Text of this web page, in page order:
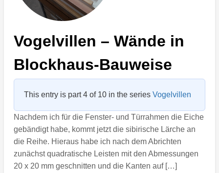
Vogelvillen – Wände in
Blockhaus-Bauweise
This entry is part 4 of 10 in the series Vogelvillen
Nachdem ich für die Fenster- und Türrahmen die Eiche
gebändigt habe, kommt jetzt die sibirische Lärche an
die Reihe. Hieraus habe ich nach dem Abrichten
zunächst quadratische Leisten mit den Abmessungen
20 x 20 mm geschnitten und die Kanten auf […]